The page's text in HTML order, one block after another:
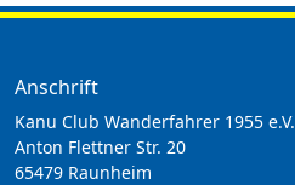
Anschrift
Kanu Club Wanderfahrer 1955 e.V.
Anton Flettner Str. 20
65479 Raunheim